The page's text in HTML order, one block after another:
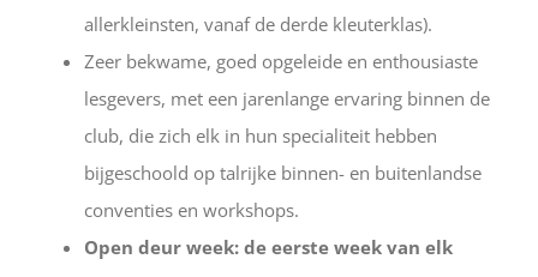
allerkleinsten, vanaf de derde kleuterklas).
Zeer bekwame, goed opgeleide en enthousiaste
lesgevers, met een jarenlange ervaring binnen de
club, die zich elk in hun specialiteit hebben
bijgeschoold op talrijke binnen- en buitenlandse
conventies en workshops.
Open deur week: de eerste week van elk